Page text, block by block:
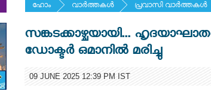
ഹോം വാര്‍ത്തകള്‍ പ്രവാസി വാര്‍ത്തകള്‍
സങ്കടക്കാഴ്ചയായി...
ഡോക്ടര്‍ ഒമാനില്‍ മരിച്ചു
09 JUNE 2025 12:39 PM IST